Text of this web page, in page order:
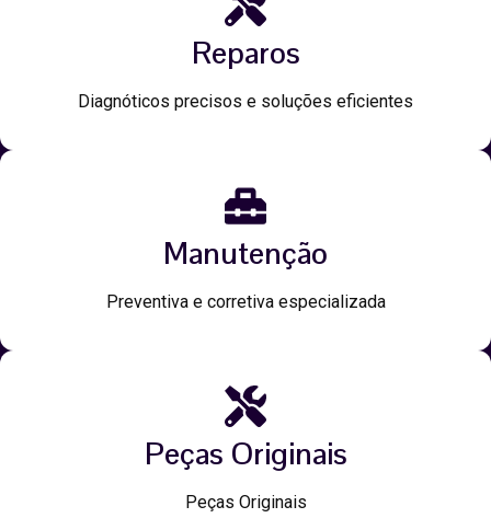
Reparos
Diagnóticos precisos e soluções eficientes
Manutenção
Preventiva e corretiva especializada
Peças Originais
Peças Originais